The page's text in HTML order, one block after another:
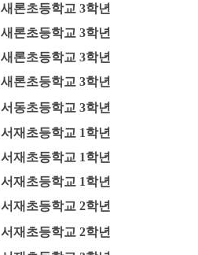
새론초등학교 3학년
새론초등학교 3학년
새론초등학교 3학년
새론초등학교 3학년
서동초등학교 3학년
서재초등학교 1학년
서재초등학교 1학년
서재초등학교 1학년
서재초등학교 2학년
서재초등학교 2학년